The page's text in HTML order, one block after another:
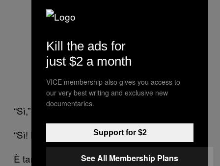
“Sì,” rispondo, “giochiamo?”
“Sì! Ho ancora un sacco di fermate da fare.”
È tardi e verrebbe da pensare che Janos—
Kill the ads for
just $2 a month
VICE membership also gives you access to
our very best writing and exclusive new
documentaries.
Support for $2
See All Membership Plans